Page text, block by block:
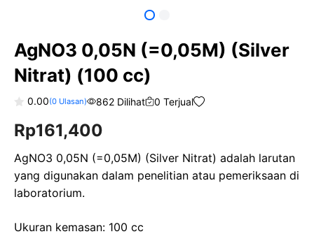
AgNO3 0,05N (=0,05M) (Silver
Nitrat) (100 cc)
o
u
o
f
5
0.00(0Ulasan) 862 Dilihat 0 Terjual
Rp161,400
AgNO3 0,05N (=0,05M) (Silver Nitrat) adalah larutan
yang digunakan dalam penelitian atau pemeriksaan di
laboratorium.
Ukuran kemasan: 100 cc